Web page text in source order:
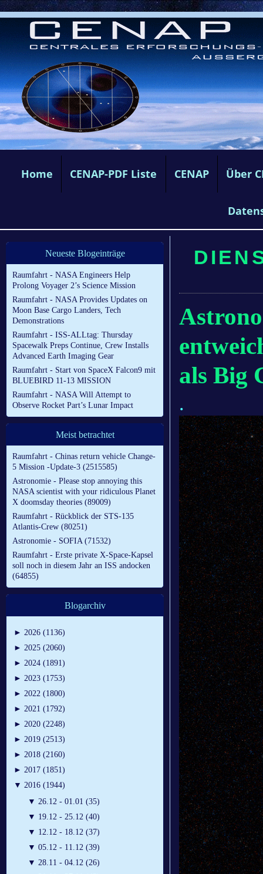
Home CENAP-PDF Liste CENAP Über
Neueste Blogeinträge
Raumfahrt - NASA Engineers Help
Prolong Voyager 2’s Science Mission
Raumfahrt - NASA Provides Updates on
Moon Base Cargo Landers, Tech
Demonstrations
Raumfahrt - ISS-ALLtag: Thursday
Spacewalk Preps Continue, Crew Installs
Advanced Earth Imaging Gear
Raumfahrt - Start von SpaceX Falcon9 mit
BLUEBIRD 11-13 MISSION
Raumfahrt - NASA Will Attempt to
Observe Rocket Part’s Lunar Impact
Meist betrachtet
Raumfahrt - Chinas return vehicle Change-
5 Mission -Update-3 (2515585)
Astronomie - Please stop annoying this
NASA scientist with your ridiculous Planet
X doomsday theories (89009)
Raumfahrt - Rückblick der STS-135
Atlantis-Crew (80251)
Astronomie - SOFIA (71532)
Raumfahrt - Erste private X-Space-Kapsel
soll noch in diesem Jahr an ISS andocken
(64855)
Blogarchiv
► 2026 (1136)
► 2025 (2060)
► 2024 (1891)
► 2023 (1753)
► 2022 (1800)
► 2021 (1792)
► 2020 (2248)
► 2019 (2513)
► 2018 (2160)
► 2017 (1851)
▼ 2016 (1944)
▼ 26.12 - 01.01 (35)
▼ 19.12 - 25.12 (40)
▼ 12.12 - 18.12 (37)
▼ 05.12 - 11.12 (39)
▼ 28.11 - 04.12 (26)
als Big
.